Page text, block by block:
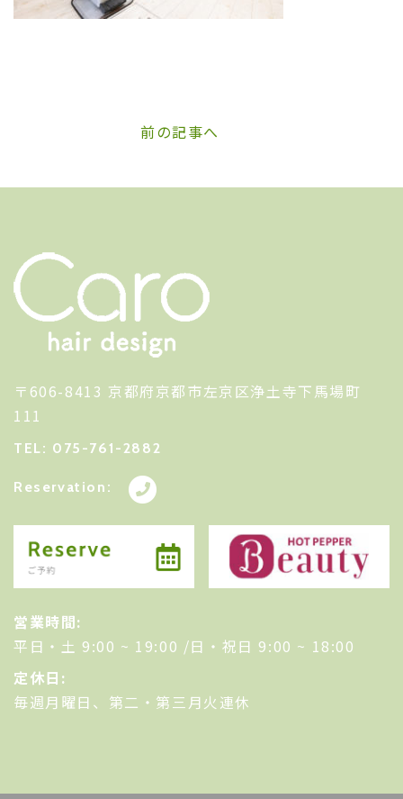
前の記事へ
〒606-8413 京都府京都市左京区浄土寺下馬場町
111
TEL: 075-761-2882
Reservation:
営業時間:
平日・土 9:00 ~ 19:00 /日・祝日 9:00 ~ 18:00
定休日:
毎週月曜日、第二・第三月火連休